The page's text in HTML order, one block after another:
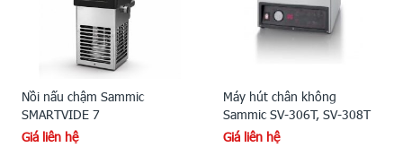
Nồi nấu chậm Sammic
SMARTVIDE 7
Giá liên hệ
Máy hút chân không
Sammic SV-306T, SV-308T
Giá liên hệ